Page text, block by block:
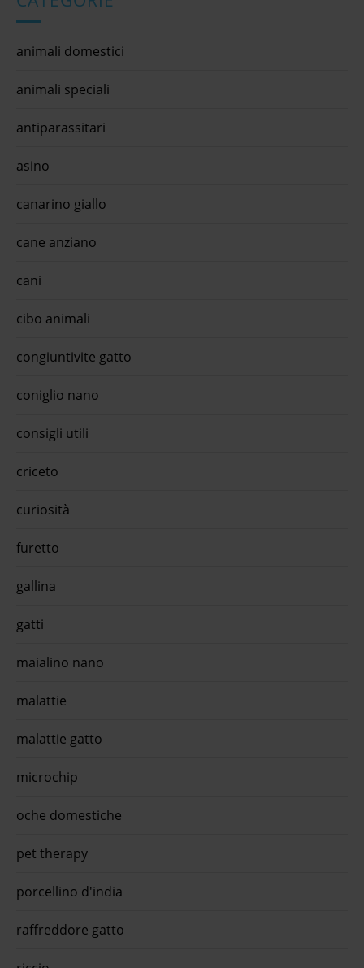
animali domestici
animali speciali
antiparassitari
asino
canarino giallo
cane anziano
cani
cibo animali
congiuntivite gatto
coniglio nano
consigli utili
criceto
curiosità
furetto
gallina
gatti
maialino nano
malattie
malattie gatto
microchip
oche domestiche
pet therapy
porcellino d'india
raffreddore gatto